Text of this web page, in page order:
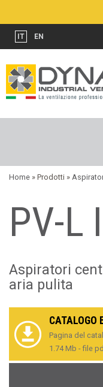
IT EN
Home » Prodotti »
PV-L
Aspiratori
aria pulita
CATALOGO
Pagina del
1.74 Mb - file